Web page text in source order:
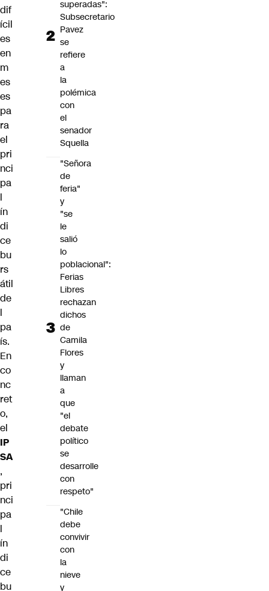
dif
ícil
es
en
m
es
es
pa
ra
el
pri
nci
pa
l
ín
di
ce
bu
rs
átil
de
l
pa
ís.
En
co
nc
ret
o,
el
IP
SA
,
pri
nci
pa
l
ín
di
ce
bu
superadas":
Subsecretario
Pavez
se
refiere
a
la
polémica
con
el
senador
Squella
"Señora
de
feria"
y
"se
le
salió
lo
poblacional":
Ferias
Libres
rechazan
dichos
de
Camila
Flores
y
llaman
a
que
"el
debate
político
se
desarrolle
con
respeto"
"Chile
debe
convivir
con
la
nieve
y